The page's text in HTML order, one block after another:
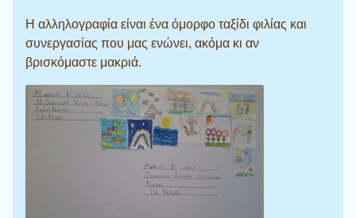
Η αλληλογραφία είναι ένα όμορφο ταξίδι φιλίας και
συνεργασίας που μας ενώνει, ακόμα κι αν
βρισκόμαστε μακριά.